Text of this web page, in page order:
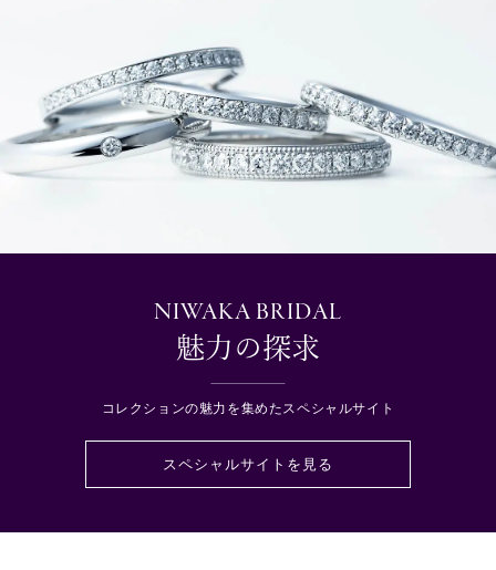
NIWAKA BRIDAL
魅力の探求
コレクションの魅力を集めたスペシャルサイト
スペシャルサイトを見る